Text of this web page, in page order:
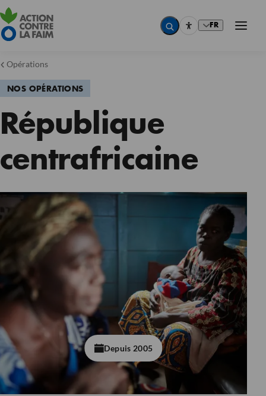
FR
Opérations
NOS OPÉRATIONS
République
centrafricaine
Depuis 2005